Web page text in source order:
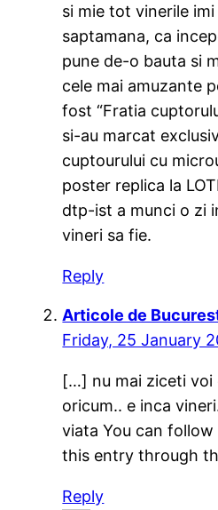
si mie tot vinerile
saptamana, ca
pune de-o bauta si
cele mai amuzante
fost “Fratia
si-au marcat
cuptourului cu
poster replica la
dtp-ist a munci o zi
vineri sa fie.
Reply
Articole de
Friday, 25 January
[…] nu mai ziceti voi
oricum.. e inca
viata You can
this entry through
Reply